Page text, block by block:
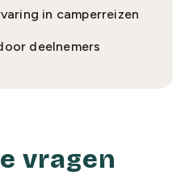
in camperreizen
deelnemers
vragen